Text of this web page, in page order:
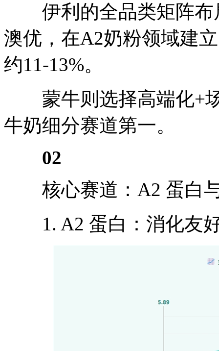
伊利的全品类矩阵布
澳优，在A2奶粉领域建
约11-13%。
蒙牛则选择高端化+场
牛奶细分赛道第一。
02
核心赛道：A2 蛋白与
1. A2 蛋白：消化友